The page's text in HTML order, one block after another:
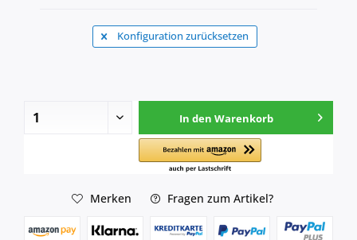
Konfiguration zurücksetzen
In den Warenkorb
Merken Fragen zum Artikel?